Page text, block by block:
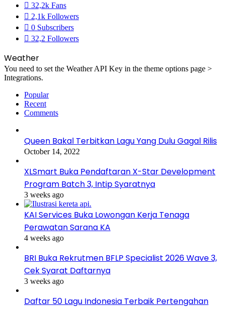
32,2k Fans
2,1k Followers
0 Subscribers
32,2 Followers
Weather
You need to set the Weather API Key in the theme options page >
Integrations.
Popular
Recent
Comments
Queen Bakal Terbitkan Lagu Yang Dulu Gagal Rilis
October 14, 2022
XLSmart Buka Pendaftaran X-Star Development
Program Batch 3, Intip Syaratnya
3 weeks ago
KAI Services Buka Lowongan Kerja Tenaga
Perawatan Sarana KA
4 weeks ago
BRI Buka Rekrutmen BFLP Specialist 2026 Wave 3,
Cek Syarat Daftarnya
3 weeks ago
Daftar 50 Lagu Indonesia Terbaik Pertengahan